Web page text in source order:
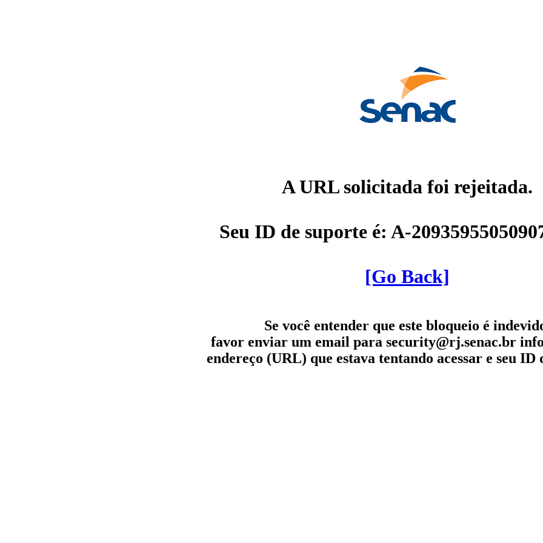
A URL solicitada foi rejeitada.
Seu ID de suporte é: A-
[Go Back]
Se você entender que este bloqueio é
favor enviar um email para security@rj.senac.br
endereço (URL) que estava tentando acessar e seu ID